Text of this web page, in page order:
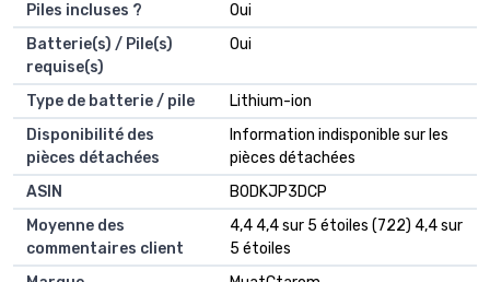
Piles incluses ?
‎Oui
Batterie(s) / Pile(s)
requise(s)
‎Oui
Type de batterie / pile
‎Lithium-ion
Disponibilité des
pièces détachées
‎Information indisponible sur les
pièces détachées
ASIN
B0DKJP3DCP
Moyenne des
commentaires client
4,4 4,4 sur 5 étoiles (722) 4,4 sur
5 étoiles